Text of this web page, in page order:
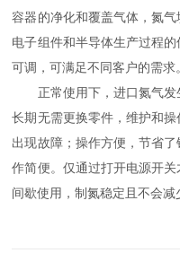
容器的净化和覆盖气体，氮
电子组件和半导体生产过程
可调，可满足不同客户的需求
正常使用下，进口氮气发
长期无需更换零件，维护和
出现故障；操作方便，节省
作简便。仅通过打开电源开
间歇使用，制氮稳定且不会减